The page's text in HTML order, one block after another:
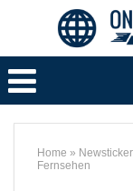
Home » Newsticker
Fernsehen